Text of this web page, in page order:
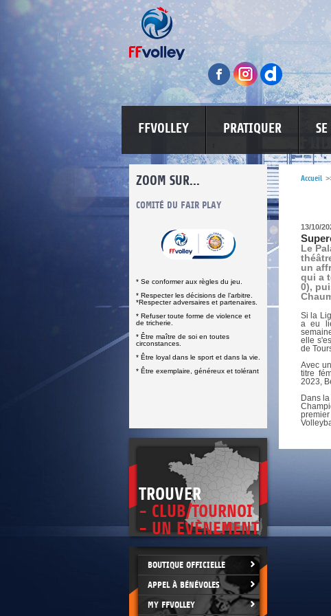
FFVOLLEY PRATIQUER
ZOOM SUR...
DOCUMENTS UTILES
CLIQUEZ ICI
COMITÉ DU FAIR PLAY
* Se conformer aux règles du jeu.
* Respecter les décisions de l’arbitre.
*Respecter adversaires et partenaires.
* Refuser toute forme de violence et
de tricherie.
* Être maître de soi en toutes
circonstances.
* Être loyal dans le sport et dans la vie.
* Être exemplaire, généreux et tolérant
LUTTE CONTRE
TROUVER
- CLUB/TOURNOI
- UN EVÈNEMENT
BOUTIQUE OFFICIELLE
APPEL À BÉNÉVOLES
MY FFVOLLEY
Accueil
13/10/
Le
un
qui a
0),
Si la
a eu
elle
de
Avec
titre
2023,
Dans